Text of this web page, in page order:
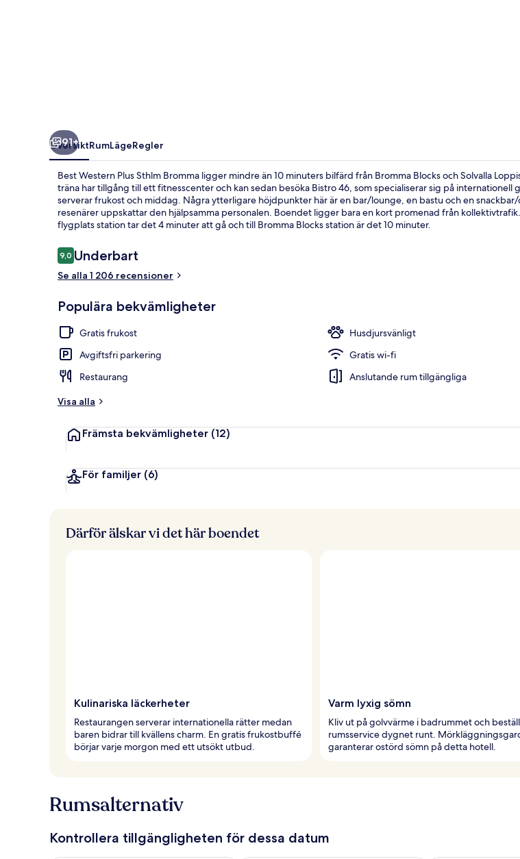
91+
ÖversiktRumLägeRegler
Best Western Plus Sthlm Bromma ligger mindre än 10 minuters bilfärd från Bromma Blocks och Solvalla
träna har tillgång till ett fitnesscenter och kan sedan besöka Bistro 46, som specialiserar sig på internationell
serverar frukost och middag. Några ytterligare höjdpunkter här är en bar/lounge, en bastu och en
resenärer uppskattar den hjälpsamma personalen. Boendet ligger bara en kort promenad från
flygplats station tar det 4 minuter att gå och till Bromma Blocks station är det 10 minuter.
Recensioner
9,09,0 av 10,
Underbart
Se alla 1 206 recensioner
Populära bekvämligheter
Gratis frukost
Husdjursvänligt
Avgiftsfri parkering
Gratis wi-fi
Restaurang
Anslutande rum tillgängliga
Visa alla
Främsta bekvämligheter (12)
För familjer (6)
Därför älskar vi det här boendet
Kulinariska läckerheter
Restaurangen serverar internationella rätter medan
baren bidrar till kvällens charm. En gratis frukostbuffé
börjar varje morgon med ett utsökt utbud.
Varm lyxig sömn
Kliv ut på golvvärme i badrummet och
rumsservice dygnet runt.
garanterar ostörd sömn på detta hotell.
Rumsalternativ
Kontrollera tillgängligheten för dessa datum